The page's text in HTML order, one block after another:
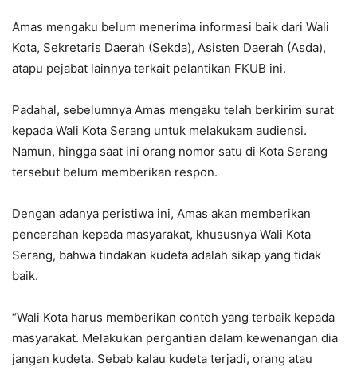
Amas mengaku belum menerima informasi baik dari Wali
Kota, Sekretaris Daerah (Sekda), Asisten Daerah (Asda),
atapu pejabat lainnya terkait pelantikan FKUB ini.
Padahal, sebelumnya Amas mengaku telah berkirim surat
kepada Wali Kota Serang untuk melakukam audiensi.
Namun, hingga saat ini orang nomor satu di Kota Serang
tersebut belum memberikan respon.
Dengan adanya peristiwa ini, Amas akan memberikan
pencerahan kepada masyarakat, khususnya Wali Kota
Serang, bahwa tindakan kudeta adalah sikap yang tidak
baik.
“Wali Kota harus memberikan contoh yang terbaik kepada
masyarakat. Melakukan pergantian dalam kewenangan dia
jangan kudeta. Sebab kalau kudeta terjadi, orang atau